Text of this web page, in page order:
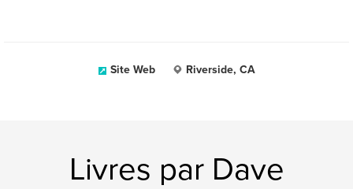
Site Web Riverside, CA
Livres par Dave